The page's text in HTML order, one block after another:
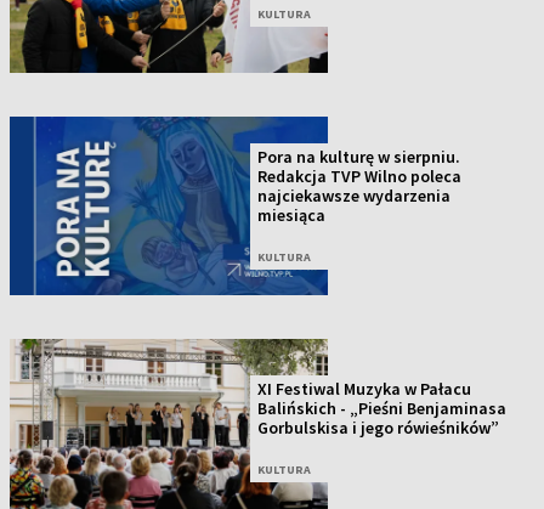
KULTURA
Pora na kulturę w sierpniu.
Redakcja TVP Wilno poleca
najciekawsze wydarzenia
miesiąca
KULTURA
XI Festiwal Muzyka w Pałacu
Balińskich - „Pieśni Benjaminasa
Gorbulskisa i jego rówieśników”
KULTURA